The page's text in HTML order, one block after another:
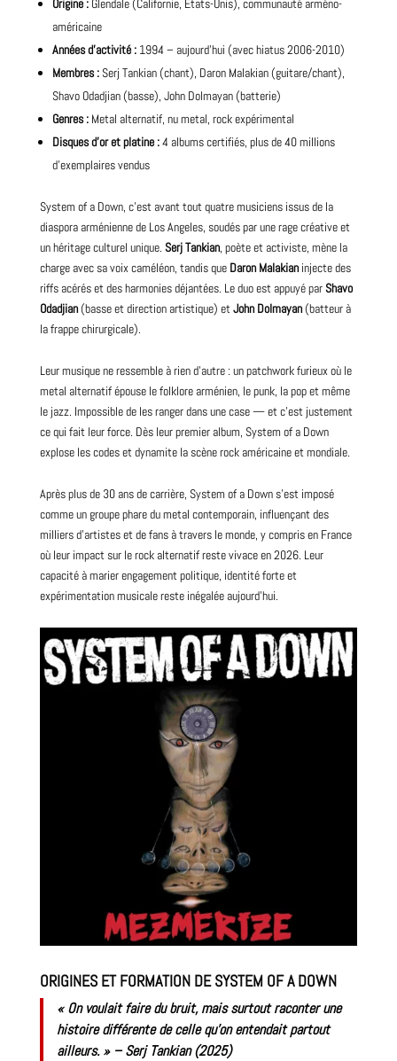
Origine :Glendale (Californie, États-Unis), communauté arméno-
américaine
Années d’activité :1994 – aujourd’hui (avec hiatus 2006-2010)
Membres :Serj Tankian (chant), Daron Malakian(guitare/chant),
Shavo Odadjian (basse), John Dolmayan (batterie)
Genres :Metal alternatif, numetal, rock expérimental
Disques d’or et platine :4 albumscertifiés, plus de 40 millions
d’exemplaires vendus
System of a Down, c’est avant tout quatre musiciens issus de la
diaspora arménienne de Los Angeles, soudés par une rage créative et
un héritage culturel unique. Serj Tankian, poète et activiste, mène la
charge avec sa voix caméléon, tandis que Daron Malakianinjecte des
riffs acérés et des harmonies déjantées. Le duo est appuyé parShavo
Odadjian(basse et direction artistique) etJohn Dolmayan(batteur à
la frappe chirurgicale).
Leur musique ne ressemble à rien d’autre : un patchwork furieux où le
metal alternatif épouse le folklore arménien, le punk, lapopet même
le jazz. Impossible de les ranger dans une case — et c’est justement
ce qui fait leur force. Dès leur premier album, System of a Down
explose les codes et dynamite la scène rock américaine et mondiale.
Après plus de 30 ans de carrière, System of a Down s’est imposé
comme un groupe phare du metal contemporain, influençant des
milliers d’artistes et de fans à travers le monde, y compris en France
où leur impact sur le rock alternatif reste vivace en 2026. Leur
capacité à marier engagement politique, identité forte et
expérimentation musicale reste inégalée aujourd’hui.
ORIGINES ET FORMATION DE SYSTEM OF A DOWN
« On voulait faire du bruit, mais surtout raconter une
histoire différente de celle qu’on entendait partout
ailleurs. » – Serj Tankian (2025)